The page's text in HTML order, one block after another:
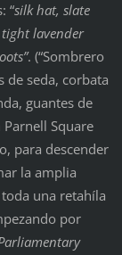
“silk hat, slate
lavender
. (“Sombrero
de seda, corbata
guantes de
Parnell Square
para descender
la amplia
toda una retahíla
por